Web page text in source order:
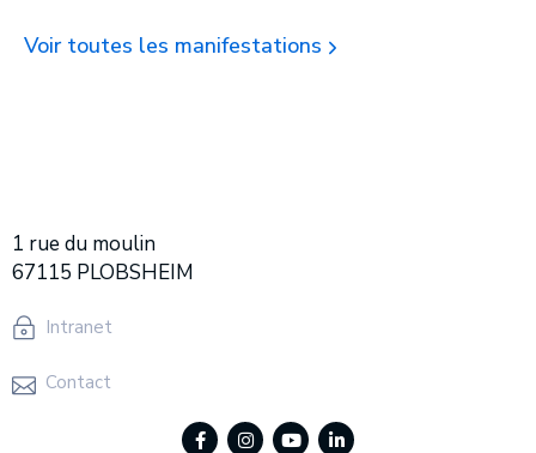
Voir toutes les manifestations
1 rue du moulin
67115 PLOBSHEIM
Intranet
Contact